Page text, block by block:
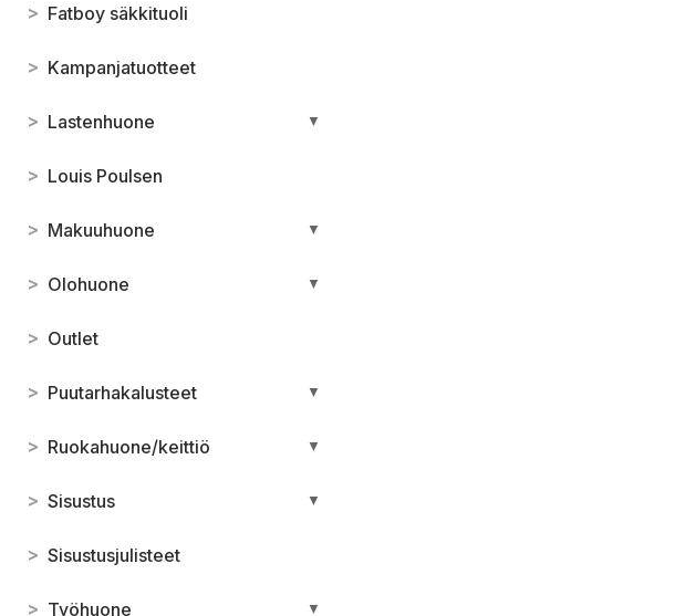
> Fatboy säkkituoli
> Kampanjatuotteet
> Lastenhuone ▼
> Louis Poulsen
> Makuuhuone ▼
> Olohuone ▼
> Outlet
> Puutarhakalusteet ▼
> Ruokahuone/keittiö ▼
> Sisustus ▼
> Sisustusjulisteet
> Työhuone ▼